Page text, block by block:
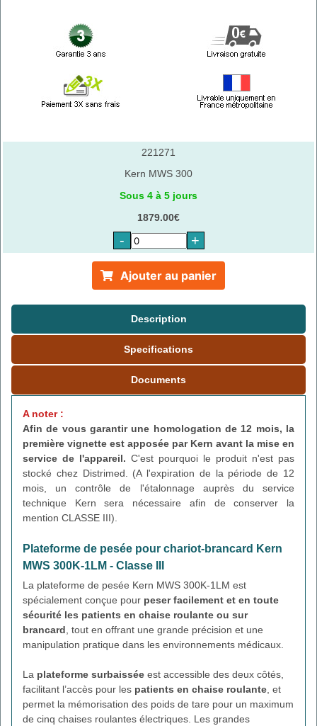
221271
Kern MWS 300
Sous 4 à 5 jours
1879.00€
- +
Ajouter au panier
Description
Specifications
Documents
A noter :
Afin de vous garantir une homologation de 12 mois, la
première vignette est apposée par Kern avant la mise en
service de l'appareil. C'est pourquoi le produit n'est pas
stocké chez Distrimed. (A l'expiration de la période de 12
mois, un contrôle de l'étalonnage auprès du service
technique Kern sera nécessaire afin de conserver la
mention CLASSE III).
Plateforme de pesée pour chariot-brancard Kern
MWS 300K-1LM - Classe III
La plateforme de pesée Kern MWS 300K-1LM est
spécialement conçue pour peser facilement et en toute
sécurité les patients en chaise roulante ou sur
brancard , tout en offrant une grande précision et une
manipulation pratique dans les environnements médicaux.
La plateforme surbaissée est accessible des deux côtés,
facilitant l’accès pour les patients en chaise roulante , et
permet la mémorisation des poids de tare pour un maximum
de cinq chaises roulantes électriques. Les grandes